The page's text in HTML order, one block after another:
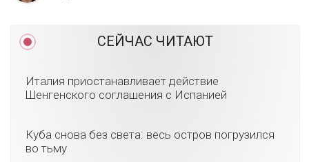
СЕЙЧАС ЧИТАЮТ
Италия приостанавливает действие
Шенгенского соглашения с Испанией
Куба снова без света: весь остров погрузился
во тьму